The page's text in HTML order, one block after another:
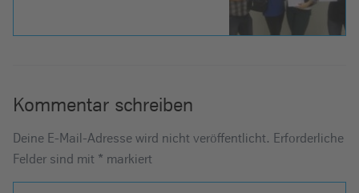
Kommentar schreiben
Deine E-Mail-Adresse wird nicht veröffentlicht. Erforderliche
Felder sind mit * markiert